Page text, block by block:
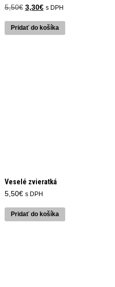
5,50€ Pôvodná
bola:
5,50€.
3,30€Aktuálna
je:
3,30€.
s DPH
Pridať do košíka
Veselé zvieratká
5,50€ s DPH
Pridať do košíka